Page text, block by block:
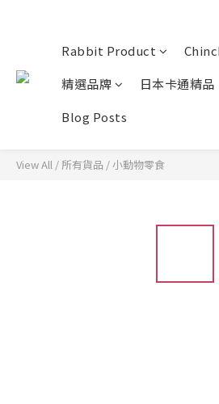
Rabbit Product
精選品牌
日本卡通精品
Blog Posts
View All / 所有貨品 /小動物零食